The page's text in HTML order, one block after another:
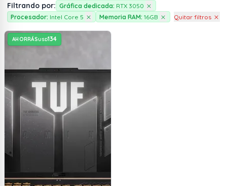
Filtrando por: Gráfica dedicada: RTX 3050
Procesador: Intel Core 5 Memoria RAM: 16GB Quitar filtros
AHORRÁSUSD134